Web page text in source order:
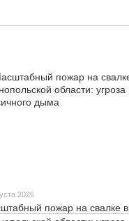
2026
пожар на свалке в